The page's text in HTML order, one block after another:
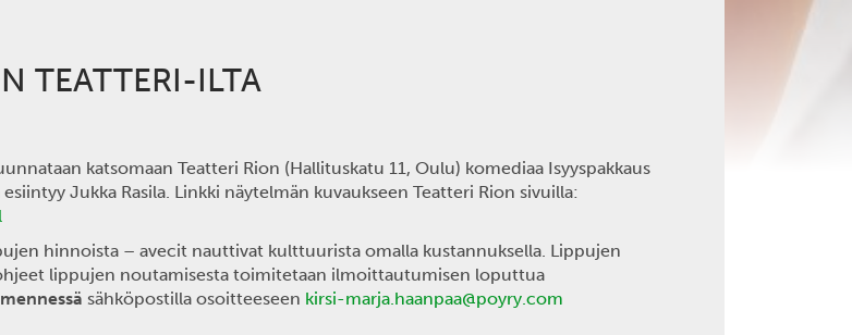
TEATTERI-ILTA
katsomaan Teatteri Rion (Hallituskatu 11, Oulu) komediaa Isyyspakkaus
Jukka Rasila. Linkki näytelmän kuvaukseen Teatteri Rion sivuilla:
hinnoista – avecit nauttivat kulttuurista omalla kustannuksella. Lippujen
lippujen noutamisesta toimitetaan ilmoittautumisen loputtua
sähköpostilla osoitteeseen kirsi-marja.haanpaa@poyry.com